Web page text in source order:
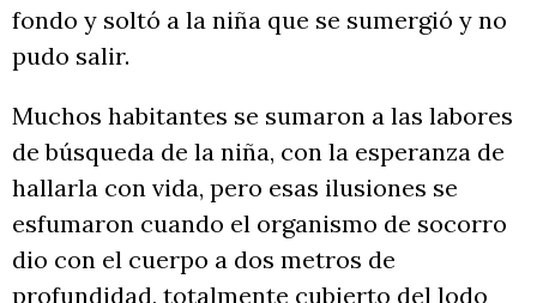
fondo y soltó a la niña que se sumergió y no
pudo salir.
Muchos habitantes se sumaron a las labores
de búsqueda de la niña, con la esperanza de
hallarla con vida, pero esas ilusiones se
esfumaron cuando el organismo de socorro
dio con el cuerpo a dos metros de
profundidad, totalmente cubierto del lodo